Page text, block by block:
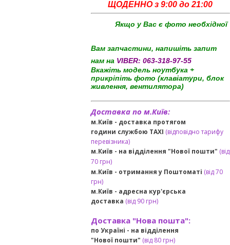
ЩОДЕННО з 9:00 до 21:00
Якщо у Вас є фото необхідної
Вам запчастини, напишіть запит
нам на VIBER: 063-318-97-55
Вкажіть модель ноутбука +
прикріпіть фото (клавіатури, блок
живлення, вентилятора)
Доставка по м.Київ:
м.Київ - доставка протягом
години службою TAXI (відповідно тарифу
перевізника)
м.Київ - на відділення "Нової пошти" (від
70 грн)
м.Київ - отримання у Поштоматі (від 70
грн)
м.Київ - адресна кур'єрська
доставка (від90 грн)
Доставка "Нова пошта":
по Україні - на відділення
"Нової пошти" (від 80 грн)